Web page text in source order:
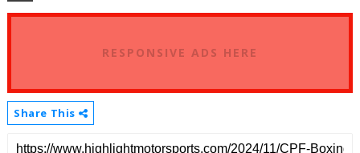
RESPONSIVE ADS HERE
Share This